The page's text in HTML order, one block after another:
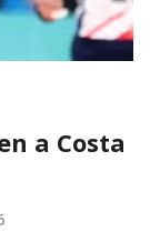
a Costa